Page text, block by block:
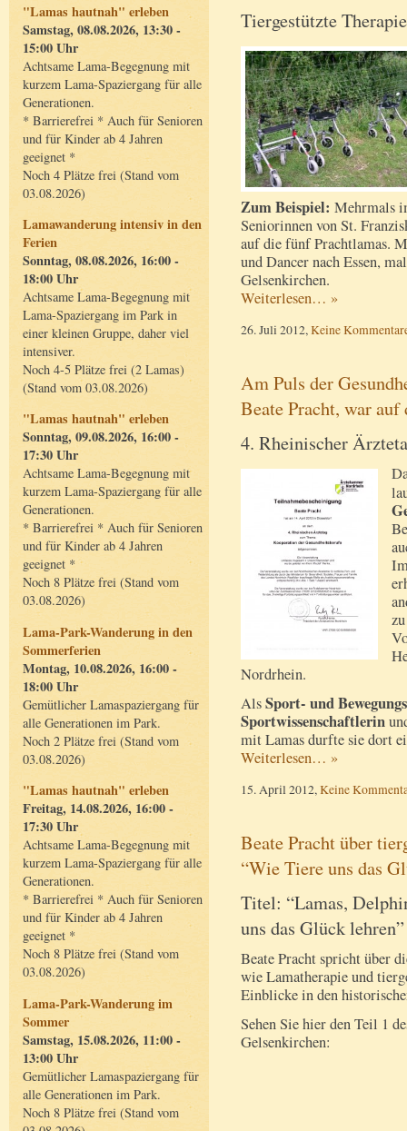
"Lamas hautnah" erleben
Samstag, 08.08.2026, 13:30 -
15:00 Uhr
Achtsame Lama-Begegnung mit
kurzem Lama-Spaziergang für alle
Generationen.
* Barrierefrei * Auch für Senioren
und für Kinder ab 4 Jahren
geeignet *
Noch 4 Plätze frei (Stand vom
03.08.2026)
Lamawanderung intensiv in den
Ferien
Sonntag, 08.08.2026, 16:00 -
18:00 Uhr
Achtsame Lama-Begegnung mit
Lama-Spaziergang im Park in
einer kleinen Gruppe, daher viel
intensiver.
Noch 4-5 Plätze frei (2 Lamas)
(Stand vom 03.08.2026)
"Lamas hautnah" erleben
Sonntag, 09.08.2026, 16:00 -
17:30 Uhr
Achtsame Lama-Begegnung mit
kurzem Lama-Spaziergang für alle
Generationen.
* Barrierefrei * Auch für Senioren
und für Kinder ab 4 Jahren
geeignet *
Noch 8 Plätze frei (Stand vom
03.08.2026)
Lama-Park-Wanderung in den
Sommerferien
Montag, 10.08.2026, 16:00 -
18:00 Uhr
Gemütlicher Lamaspaziergang für
alle Generationen im Park.
Noch 2 Plätze frei (Stand vom
03.08.2026)
"Lamas hautnah" erleben
Freitag, 14.08.2026, 16:00 -
17:30 Uhr
Achtsame Lama-Begegnung mit
kurzem Lama-Spaziergang für alle
Generationen.
* Barrierefrei * Auch für Senioren
und für Kinder ab 4 Jahren
geeignet *
Noch 8 Plätze frei (Stand vom
03.08.2026)
Lama-Park-Wanderung im
Sommer
Samstag, 15.08.2026, 11:00 -
13:00 Uhr
Gemütlicher Lamaspaziergang für
alle Generationen im Park.
Noch 8 Plätze frei (Stand vom
Tiergestützte
Zum Beispiel: Mehrmals
Seniorinnen von St.
auf die fünf Prachtlamas.
und Dancer nach Essen,
Gelsenkirchen.
Weiterlesen… »
26. Juli 2012,Keine
Am Puls der
Beate Pracht, war
4. Rheinischer
Nordrhein.
AlsSport- und
Sportwissenschaftlerin
mit Lamas durfte sie dort
Weiterlesen… »
15. April 2012,Keine
Beate Pracht über
“Wie Tiere uns das
Titel: “Lamas,
uns das Glück lehren”
Beate Pracht spricht über
wie Lamatherapie und
Einblicke in den
Sehen Sie hier den Teil 1
Gelsenkirchen: